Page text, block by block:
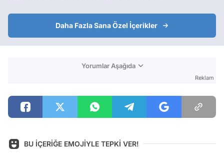
Daha Fazla Sana Özel İçerikler
Yorumlar Aşağıda
Reklam
BU İÇERİĞE EMOJİYLE TEPKİ VER!